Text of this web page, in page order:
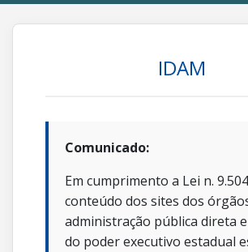
IDAM
Comunicado:
Em cumprimento a Lei n.
conteúdo dos sites dos
administração pública direta
do poder executivo estadual